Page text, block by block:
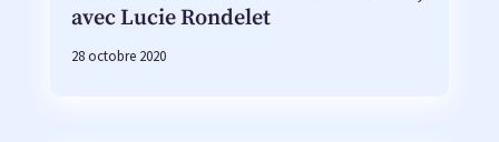
avec Lucie Rondelet
28 octobre 2020